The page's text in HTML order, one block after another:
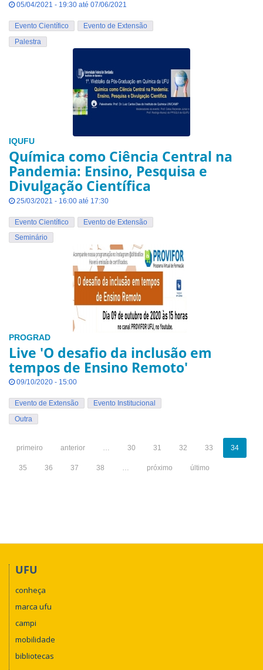
05/04/2021 - 19:30 até 07/06/2021
Evento Científico
Evento de Extensão
Palestra
IQUFU
Química como Ciência Central na
Pandemia: Ensino, Pesquisa e
Divulgação Científica
25/03/2021 - 16:00 até 17:30
Evento Científico
Evento de Extensão
Seminário
PROGRAD
Live 'O desafio da inclusão em
tempos de Ensino Remoto'
09/10/2020 - 15:00
Evento de Extensão
Evento Institucional
Outra
primeiro anterior … 30 31 32 33 34
35 36 37 38 … próximo último
UFU
conheça
marca ufu
campi
mobilidade
bibliotecas